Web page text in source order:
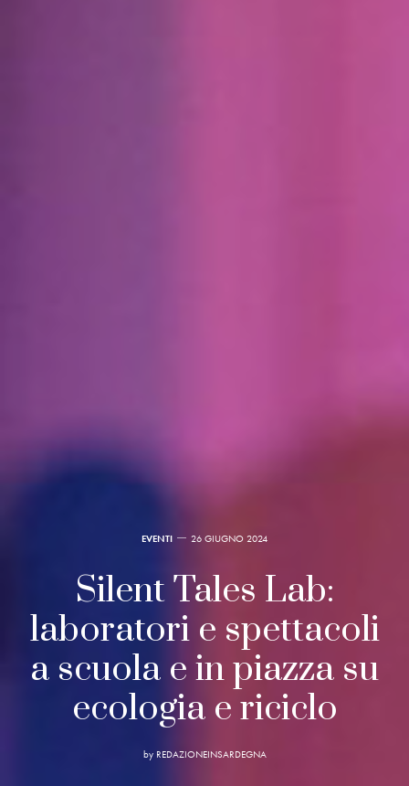
EVENTI 26 GIUGNO 2024
Silent Tales Lab:
laboratori e spettacoli
a scuola e in piazza su
ecologia e riciclo
by REDAZIONEINSARDEGNA